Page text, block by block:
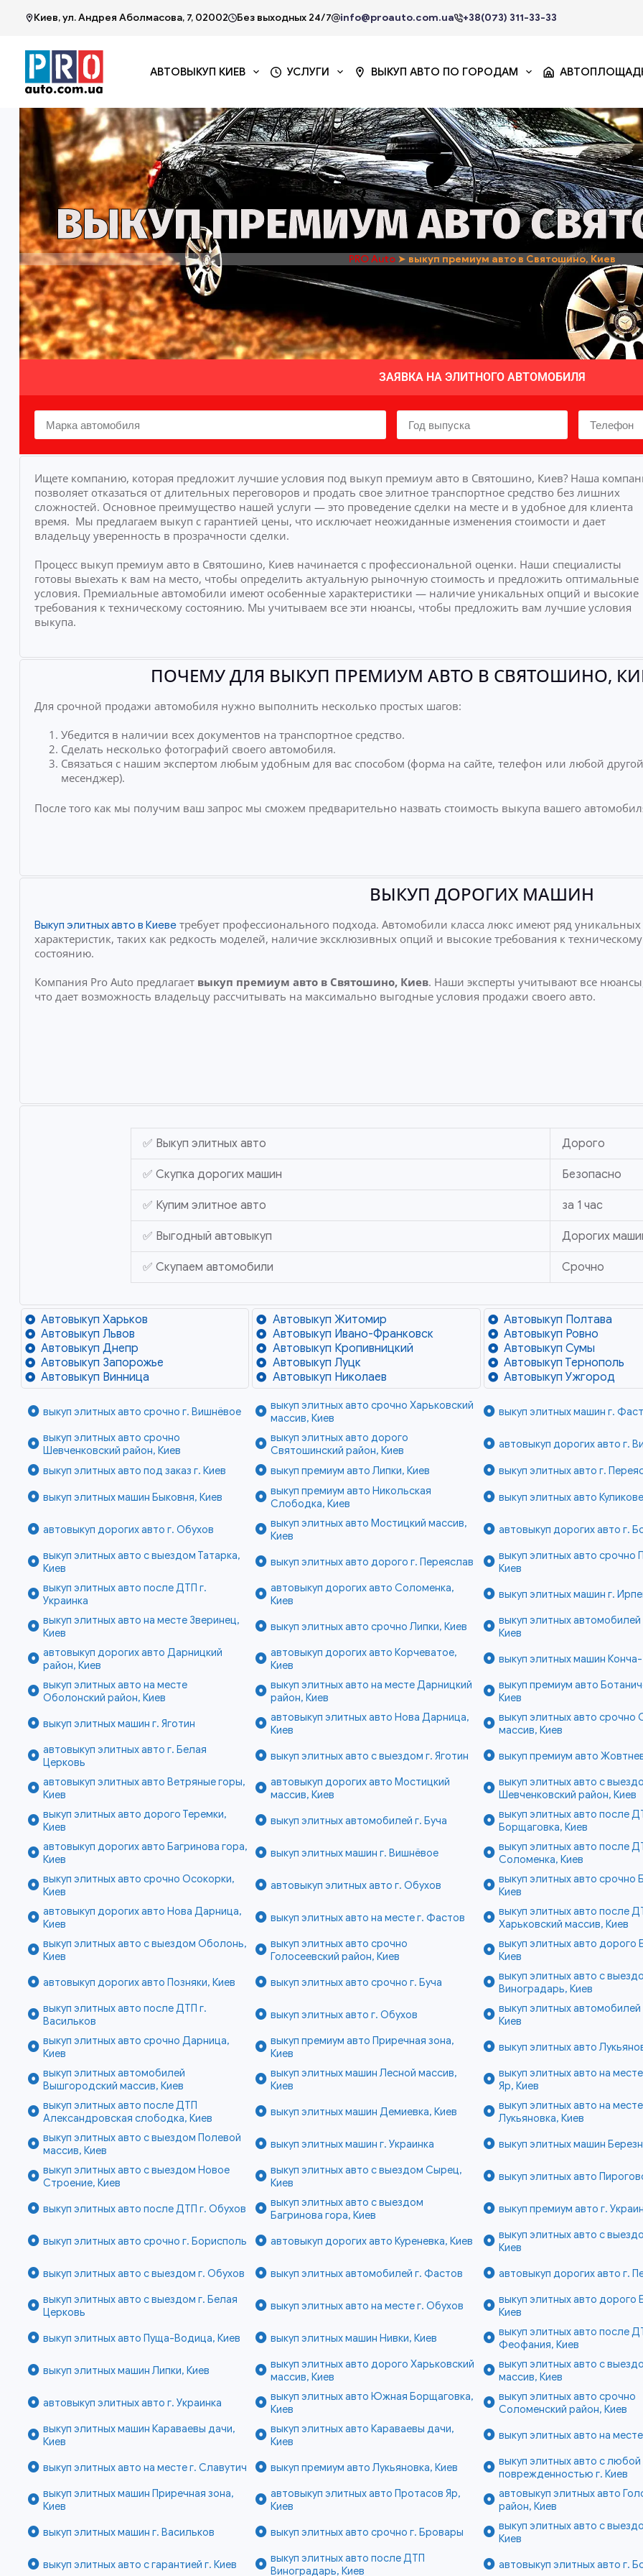
Киев, ул. Андрея Аболмасова, 7, 02002 Без выходных 24/7 info@proauto.com.ua +38(073) 311-33-33
АВТОВЫКУП КИЕВ УСЛУГИ ВЫКУП АВТО ПО ГОРОДАМ
ВЫКУП ПРЕМИУМ АВТО
PRO Auto➤ выкуп премиум авто в Святошино, Киев
ЗАЯВКА НА ЭЛИТНОГО АВТОМОБИЛЯ
Ищете компанию, которая предложит лучшие условия под выкуп премиум авто в Святошино, Киев? Наша
позволяет отказаться от длительных переговоров и продать свое элитное транспортное средство без лишних
сложностей. Основное преимущество нашей услуги — это проведение сделки на месте и в удобное для клиента
время. Мы предлагаем выкуп с гарантией цены, что исключает неожиданные изменения стоимости и дает
владельцу уверенность в прозрачности сделки.
Процесс выкуп премиум авто в Святошино, Киев начинается с профессиональной оценки. Наши специалисты
готовы выехать к вам на место, чтобы определить актуальную рыночную стоимость и предложить оптимальные
условия. Премиальные автомобили имеют особенные характеристики — наличие уникальных опций и высокие
требования к техническому состоянию. Мы учитываем все эти нюансы, чтобы предложить вам лучшие условия
выкупа.
ПОЧЕМУ ДЛЯ ВЫКУП ПРЕМИУМ АВТО В СВЯТОШИНО,
Для срочной продажи автомобиля нужно выполнить несколько простых шагов:
Убедится в наличии всех документов на транспортное средство.
Сделать несколько фотографий своего автомобиля.
Связаться с нашим экспертом любым удобным для вас способом (форма на сайте, телефон или любой
месенджер).
После того как мы получим ваш запрос мы сможем предварительно назвать стоимость выкупа вашего
ВЫКУП ДОРОГИХ МАШИН
Выкуп элитных авто в Киеветребует профессионального подхода. Автомобили класса люкс имеют ряд уникальных
характеристик, таких как редкость моделей, наличие эксклюзивных опций и высокие требования к техническому
состоянию.
Компания Pro Auto предлагает выкуп премиум автов Святошино, Киев. Наши эксперты учитывают все
что дает возможность владельцу рассчитывать на максимально выгодные условия продажи своего авто.
✅ Выкуп элитных авто Дорого
✅ Скупка дорогих машин Безопасно
✅ Купим элитное авто за 1 час
✅ Выгодный автовыкуп Дорогих
✅ Скупаем автомобили Срочно
Автовыкуп Харьков
Автовыкуп Львов
Автовыкуп Днепр
Автовыкуп Запорожье
Автовыкуп Винница
Автовыкуп Житомир
Автовыкуп Ивано-Франковск
Автовыкуп Кропивницкий
Автовыкуп Луцк
Автовыкуп Николаев
Автовыкуп Полтава
Автовыкуп Ровно
Автовыкуп Сумы
Автовыкуп Тернополь
Автовыкуп Ужгород
выкуп элитных авто срочно г. Вишнёвое
выкуп элитных авто срочно Харьковский
массив, Киев
выкуп элитных машин г.
выкуп элитных авто срочно
Шевченковский район, Киев
выкуп элитных авто дорого
Святошинский район, Киев
автовыкуп дорогих авто г.
выкуп элитных авто под заказ г. Киев выкуп премиум авто Липки, Киев выкуп элитных авто г.
выкуп элитных машин Быковня, Киев
выкуп премиум авто Никольская
Слободка, Киев
выкуп элитных авто
автовыкуп дорогих авто г. Обухов
выкуп элитных авто Мостицкий массив,
Киев
автовыкуп дорогих авто г.
выкуп элитных авто с выездом Татарка,
Киев
выкуп элитных авто дорого г. Переяслав
выкуп элитных авто срочно
Киев
выкуп элитных авто после ДТП г.
Украинка
автовыкуп дорогих авто Соломенка,
Киев
выкуп элитных машин г.
выкуп элитных авто на месте Зверинец,
Киев
выкуп элитных авто срочно Липки, Киев
выкуп элитных автомобилей
Киев
автовыкуп дорогих авто Дарницкий
район, Киев
автовыкуп дорогих авто Корчеватое,
Киев
выкуп элитных машин
выкуп элитных авто на месте
Оболонский район, Киев
выкуп элитных авто на месте Дарницкий
район, Киев
выкуп премиум авто
Киев
выкуп элитных машин г. Яготин
автовыкуп элитных авто Нова Дарница,
Киев
выкуп элитных авто срочно
массив, Киев
автовыкуп элитных авто г. Белая
Церковь
выкуп элитных авто с выездом г. Яготин
выкуп премиум авто
автовыкуп элитных авто Ветряные горы,
Киев
автовыкуп дорогих авто Мостицкий
массив, Киев
выкуп элитных авто с
Шевченковский район, Киев
выкуп элитных авто дорого Теремки,
Киев
выкуп элитных автомобилей г. Буча
выкуп элитных авто после
Борщаговка, Киев
автовыкуп дорогих авто Багринова гора,
Киев
выкуп элитных машин г. Вишнёвое
выкуп элитных авто после
Соломенка, Киев
выкуп элитных авто срочно Осокорки,
Киев
автовыкуп элитных авто г. Обухов
выкуп элитных авто срочно
Киев
автовыкуп дорогих авто Нова Дарница,
Киев
выкуп элитных авто на месте г. Фастов
выкуп элитных авто после
Харьковский массив, Киев
выкуп элитных авто с выездом Оболонь,
Киев
выкуп элитных авто срочно
Голосеевский район, Киев
выкуп элитных авто дорого
Киев
автовыкуп дорогих авто Позняки, Киев
выкуп элитных авто срочно г. Буча
выкуп элитных авто с
Виноградарь, Киев
выкуп элитных авто после ДТП г.
Васильков
выкуп элитных авто г. Обухов
выкуп элитных
Киев
выкуп элитных авто срочно Дарница,
Киев
выкуп премиум авто Приречная зона,
Киев
выкуп элитных авто
выкуп элитных автомобилей
Вышгородский массив, Киев
выкуп элитных машин Лесной массив,
Киев
выкуп элитных авто на
Яр, Киев
выкуп элитных авто после ДТП
Александровская слободка, Киев
выкуп элитных машин Демиевка, Киев
выкуп элитных авто на месте
Лукьяновка, Киев
выкуп элитных авто с выездом Полевой
массив, Киев
выкуп элитных машин г. Украинка
выкуп элитных машин
выкуп элитных авто с выездом Новое
Строение, Киев
выкуп элитных авто с выездом Сырец,
Киев
выкуп элитных авто
выкуп элитных авто после ДТП г. Обухов
выкуп элитных авто с выездом
Багринова гора, Киев
выкуп премиум авто г.
выкуп элитных авто срочно г. Борисполь автовыкуп дорогих авто Куреневка, Киев
выкуп элитных авто с
Киев
выкуп элитных авто с выездом г. Обухов
выкуп элитных автомобилей г. Фастов
автовыкуп дорогих авто г.
выкуп элитных авто с выездом г. Белая
Церковь
выкуп элитных авто на месте г. Обухов
выкуп элитных авто дорого
Киев
выкуп элитных авто Пуща-Водица, Киев
выкуп элитных машин Нивки, Киев
выкуп элитных авто после
Феофания, Киев
выкуп элитных машин Липки, Киев
выкуп элитных авто дорого Харьковский
массив, Киев
выкуп элитных авто с
массив, Киев
автовыкуп элитных авто г. Украинка
выкуп элитных авто Южная Борщаговка,
Киев
выкуп элитных авто срочно
Соломенский район, Киев
выкуп элитных машин Караваевы дачи,
Киев
выкуп элитных авто Караваевы дачи,
Киев
выкуп элитных авто на
выкуп элитных авто на месте г. Славутич выкуп премиум авто Лукьяновка, Киев
выкуп элитных авто с любой
поврежденностью г. Киев
выкуп элитных машин Приречная зона,
Киев
автовыкуп элитных авто Протасов Яр,
Киев
автовыкуп элитных авто
район, Киев
выкуп элитных машин г. Васильков
выкуп элитных авто срочно г. Бровары
выкуп элитных авто с
Киев
выкуп элитных авто с гарантией г. Киев
выкуп элитных авто после ДТП
Виноградарь, Киев
автовыкуп элитных авто г.